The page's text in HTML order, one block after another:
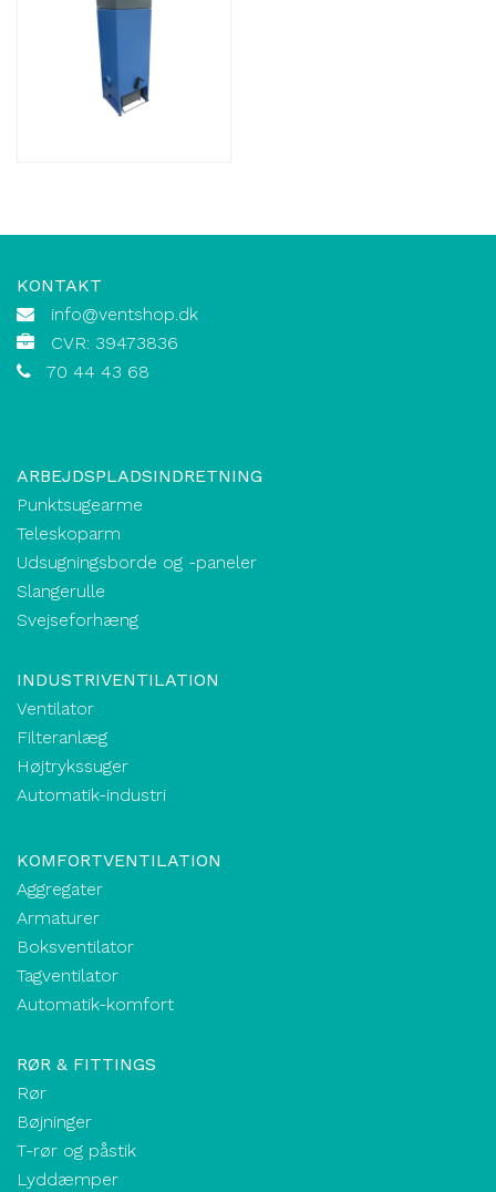
KONTAKT
info@ventshop.dk
CVR: 39473836
70 44 43 68
ARBEJDSPLADSINDRETNING
Punktsugearme
Teleskoparm
Udsugningsborde og -paneler
Slangerulle
Svejseforhæng
INDUSTRIVENTILATION
Ventilator
Filteranlæg
Højtrykssuger
Automatik-industri
KOMFORTVENTILATION
Aggregater
Armaturer
Boksventilator
Tagventilator
Automatik-komfort
RØR & FITTINGS
Rør
Bøjninger
T-rør og påstik
Lyddæmper